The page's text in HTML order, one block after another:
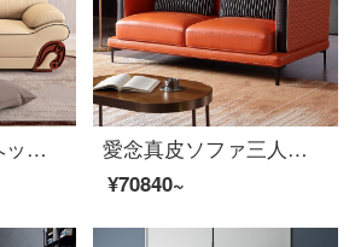
愛念真皮ソファヘッド層牛革オフィスソファ小型タイプの3人が簡単に現代客間家具の黄色の真皮1+1+3セットになります。
愛念真皮ソファ三人の頭の牛皮の大きさの回転角の砂の小さな家型の回転角度のソファーの組み合わせ意式の軽い豪華客間の家具1932〓ミカンの赤色【頭の層のナッパの皮/羽毛の柔らかい包み】双位+貴妃
¥70840~